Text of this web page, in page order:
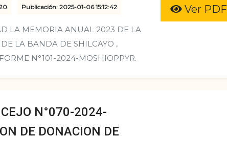
Publicación: 2025-01-06 15:12:42
LA MEMORIA ANUAL 2023 DE LA
LA BANDA DE SHILCAYO ,
N°101-2024-MOSHIOPPYR.
Ver PDF
N°070-2024-
DE DONACION DE